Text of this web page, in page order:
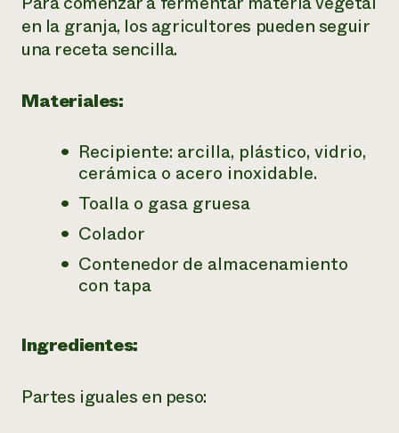
en la granja, los agricultores pueden seguir
una receta sencilla.
Materiales:
Recipiente: arcilla, plástico, vidrio,
cerámica o acero inoxidable.
Toalla o gasa gruesa
Colador
Contenedor de almacenamiento
con tapa
Ingredientes:
Partes iguales en peso: